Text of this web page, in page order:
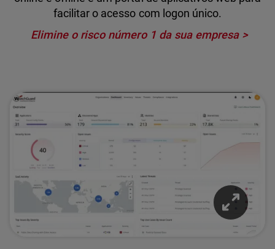
facilitar o acesso com logon único.
Elimine o risco número 1 da sua empresa